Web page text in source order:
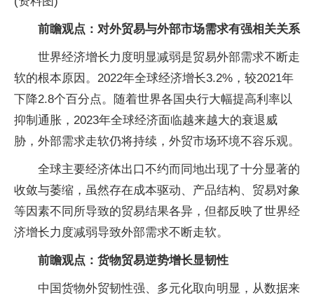
前瞻观点：对外贸易与外部市场需求有强相关关系
世界经济增长力度明显减弱是贸易外部需求不断走
软的根本原因。2022年全球经济增长3.2%，较2021年
下降2.8个百分点。随着世界各国央行大幅提高利率以
抑制通胀，2023年全球经济面临越来越大的衰退威
胁，外部需求走软仍将持续，外贸市场环境不容乐观。
全球主要经济体出口不约而同地出现了十分显著的
收敛与萎缩，虽然存在成本驱动、产品结构、贸易对象
等因素不同所导致的贸易结果各异，但都反映了世界经
济增长力度减弱导致外部需求不断走软。
前瞻观点：货物贸易逆势增长显韧性
中国货物外贸韧性强、多元化取向明显，从数据来